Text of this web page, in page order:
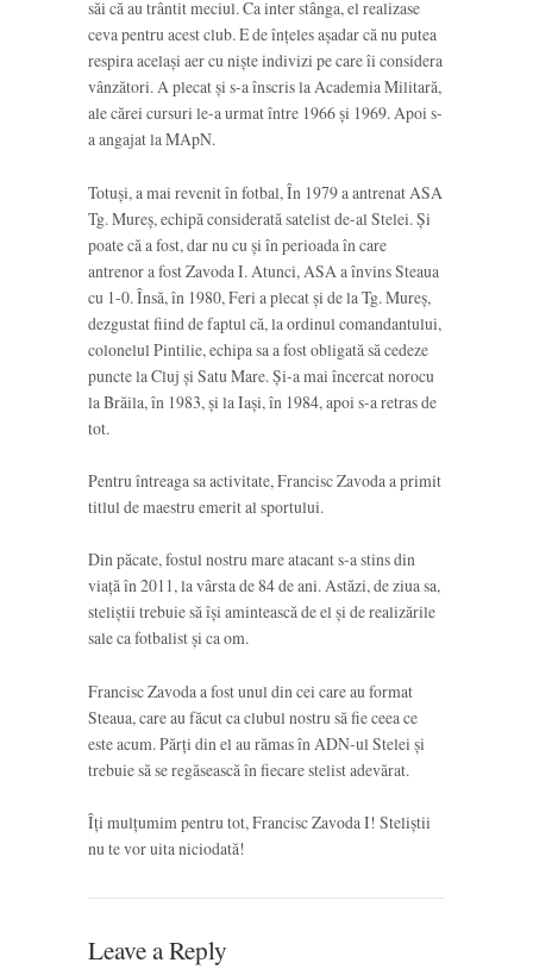
săi că au trântit meciul. Ca inter stânga, el realizase
ceva pentru acest club. E de înțeles așadar că nu putea
respira același aer cu niște indivizi pe care îi considera
vânzători. A plecat și s-a înscris la Academia Militară,
ale cărei cursuri le-a urmat între 1966 și 1969. Apoi s-
a angajat la MApN.
Totuși, a mai revenit în fotbal, În 1979 a antrenat ASA
Tg. Mureș, echipă considerată satelist de-al Stelei. Și
poate că a fost, dar nu cu și în perioada în care
antrenor a fost Zavoda I. Atunci, ASA a învins Steaua
cu 1-0. Însă, în 1980, Feri a plecat și de la Tg. Mureș,
dezgustat fiind de faptul că, la ordinul comandantului,
colonelul Pintilie, echipa sa a fost obligată să cedeze
puncte la Cluj și Satu Mare. Și-a mai încercat norocu
la Brăila, în 1983, și la Iași, în 1984, apoi s-a retras de
tot.
Pentru întreaga sa activitate, Francisc Zavoda a primit
titlul de maestru emerit al sportului.
Din păcate, fostul nostru mare atacant s-a stins din
viață în 2011, la vârsta de 84 de ani. Astăzi, de ziua sa,
steliștii trebuie să își amintească de el și de realizările
sale ca fotbalist și ca om.
Francisc Zavoda a fost unul din cei care au format
Steaua, care au făcut ca clubul nostru să fie ceea ce
este acum. Părți din el au rămas în ADN-ul Stelei și
trebuie să se regăsească în fiecare stelist adevărat.
Îți mulțumim pentru tot, Francisc Zavoda I! Steliștii
nu te vor uita niciodată!
Leave a Reply